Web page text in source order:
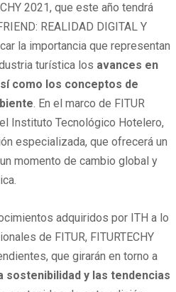
2021, que este año tendrá
REALIDAD DIGITAL Y
la importancia que representan
turística los avances en
como los conceptos de
. En el marco de FITUR
Instituto Tecnológico Hotelero,
especializada, que ofrecerá un
momento de cambio global y
adquiridos por ITH a lo
de FITUR, FITURTECHY
que girarán en torno a
sostenibilidad y las tendencias